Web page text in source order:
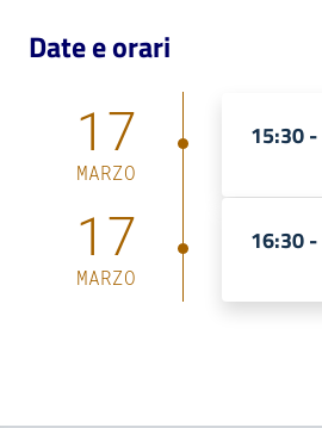
Orari
Date e orari
17
MARZO
15:30 -
17
MARZO
16:30 -